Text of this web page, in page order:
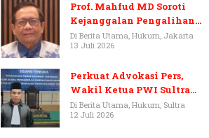
Prof. Mahfud MD Soroti
Kejanggalan Pengalihan
Penyelidikan Tersangka
Febrie Adriansyah
Di Berita Utama, Hukum, Jakarta
13 Juli 2026
Perkuat Advokasi Pers,
Wakil Ketua PWI Sultra
Resmi Dilantik Menjadi
Advokat PERADI
Di Berita Utama, Hukum, Sultra
12 Juli 2026